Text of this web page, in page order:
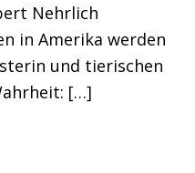
Nehrlich
in Amerika werden
und tierischen
[…]